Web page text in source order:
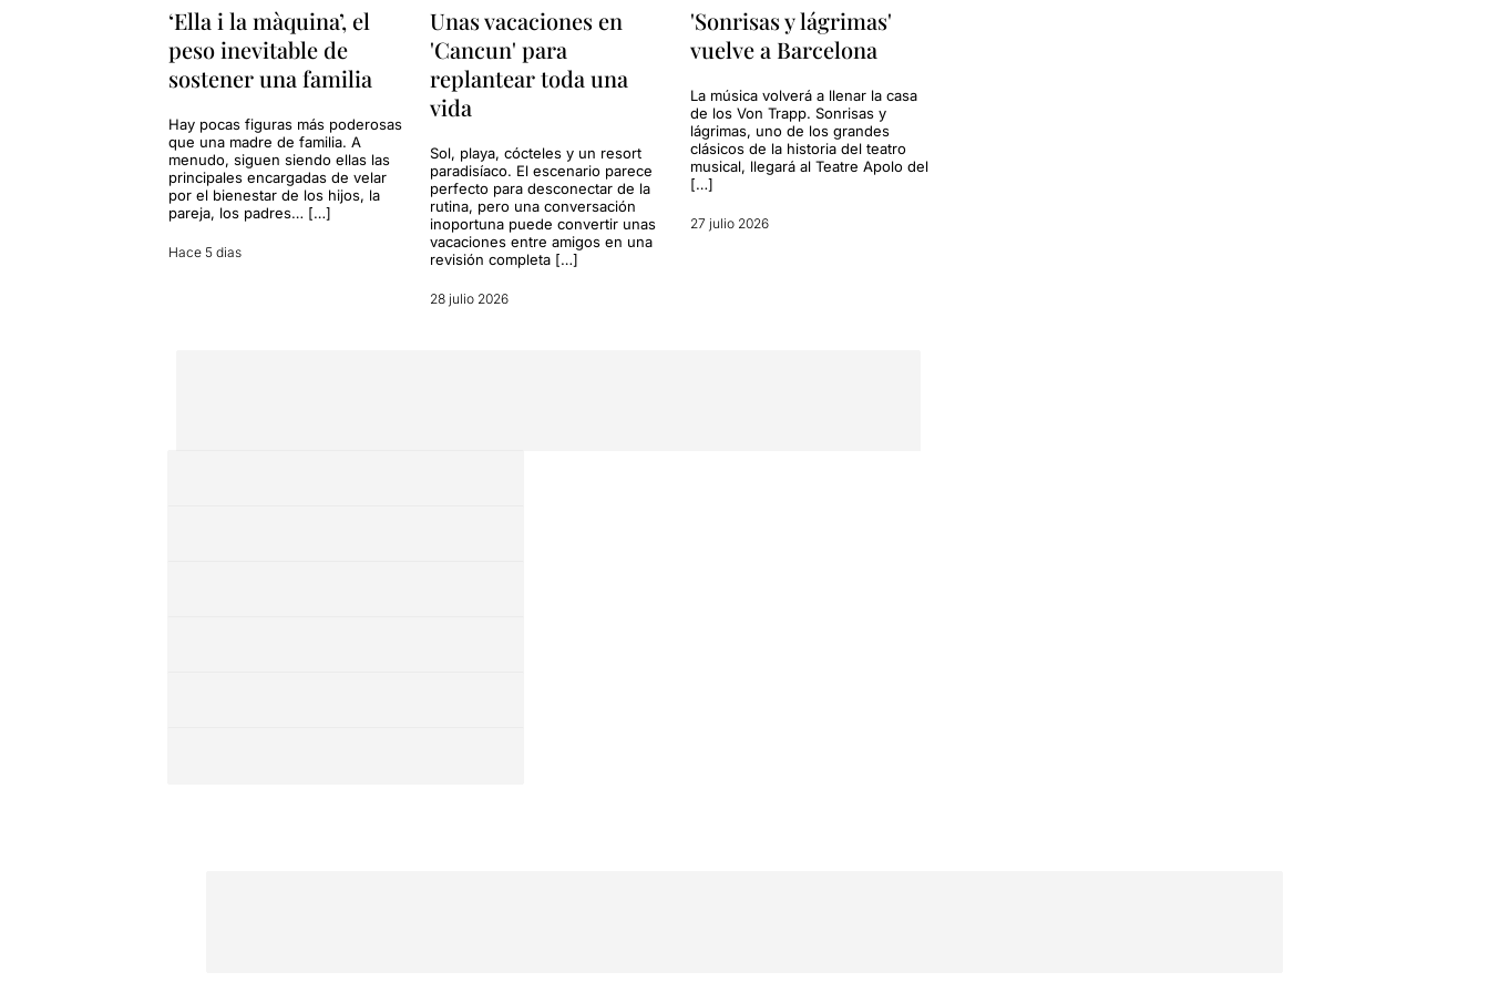
‘Ella i la màquina’, el
peso inevitable de
sostener una familia
Hay pocas figuras más poderosas
que una madre de familia. A
menudo, siguen siendo ellas las
principales encargadas de velar
por el bienestar de los hijos, la
pareja, los padres… […]
Hace 5 dias
Unas vacaciones en
'Cancun' para
replantear toda una
vida
Sol, playa, cócteles y un resort
paradisíaco. El escenario parece
perfecto para desconectar de la
rutina, pero una conversación
inoportuna puede convertir unas
vacaciones entre amigos en una
revisión completa […]
28 julio 2026
'Sonrisas y lágrimas'
vuelve a Barcelona
La música volverá a llenar la casa
de los Von Trapp. Sonrisas y
lágrimas, uno de los grandes
clásicos de la historia del teatro
musical, llegará al Teatre Apolo del
[…]
27 julio 2026